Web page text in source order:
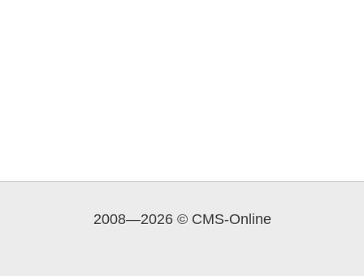
2008—2026 © CMS-Online